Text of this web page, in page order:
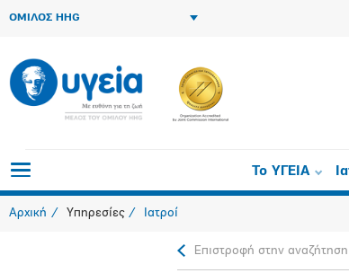
ΟΜΙΛΟΣ HHG
Το ΥΓΕΙΑ
Αρχική Υπηρεσίες Ιατροί
Επιστροφή στην αναζήτηση